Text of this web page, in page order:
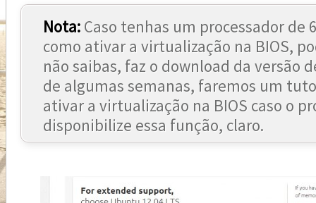
Nota: Caso tenhas um processador de
como ativar a virtualização na BIOS,
não saibas, faz o download da versão
de algumas semanas, faremos um
ativar a virtualização na BIOS caso o
disponibilize essa função, claro.